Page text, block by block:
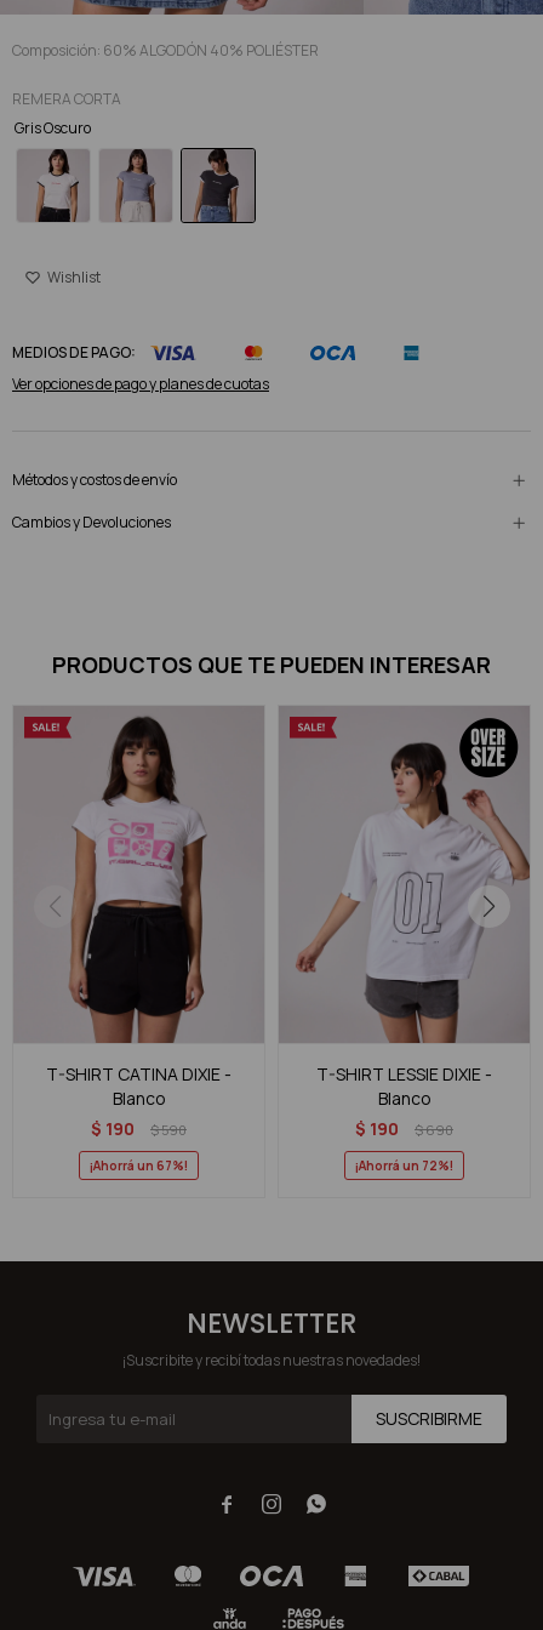
Composición: 60% ALGODÓN 40% POLIÉSTER
REMERA CORTA
Gris Oscuro
MEDIOS DE PAGO:
Ver opciones de pago y planes de cuotas
Métodos y costos de envío
Cambios y Devoluciones
PRODUCTOS QUE TE PUEDEN INTERESAR
T-SHIRT CATINA DIXIE -
Blanco
$ 190 $590
67
T-SHIRT LESSIE DIXIE -
Blanco
$ 190 $690
72
NEWSLETTER
¡Suscribite y recibí todas nuestras novedades!
SUSCRIBIRME
  